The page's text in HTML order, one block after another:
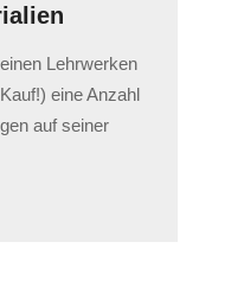
Lehrwerken
eine Anzahl
auf seiner